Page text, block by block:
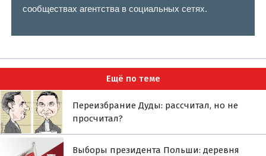
сообществах агентства в социальных сетях.
Ещё по теме
Переизбрание Дуды: рассчитал, но не
просчитал?
Выборы президента Польши: деревня